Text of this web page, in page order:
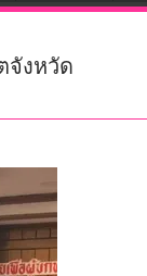
จังหวัด